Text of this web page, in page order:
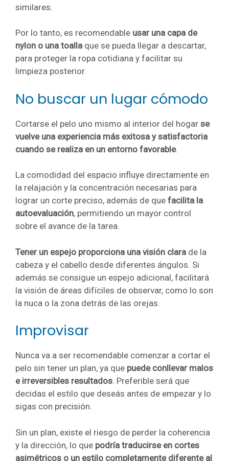
similares.
Por lo tanto, es recomendable usar una capa de
nylon o una toalla que se pueda llegar a descartar,
para proteger la ropa cotidiana y facilitar su
limpieza posterior.
No buscar un lugar cómodo
Cortarse el pelo uno mismo al interior del hogar se
vuelve una experiencia más exitosa y satisfactoria
cuando se realiza en un entorno favorable.
La comodidad del espacio influye directamente en
la relajación y la concentración necesarias para
lograr un corte preciso, además de que facilita la
autoevaluación, permitiendo un mayor control
sobre el avance de la tarea.
Tener un espejo proporciona una visión clara de la
cabeza y el cabello desde diferentes ángulos. Si
además se consigue un espejo adicional, facilitará
la visión de áreas difíciles de observar, como lo son
la nuca o la zona detrás de las orejas.
Improvisar
Nunca va a ser recomendable comenzar a cortar el
pelo sin tener un plan, ya que puede conllevar malos
e irreversibles resultados. Preferible será que
decidas el estilo que deseás antes de empezar y lo
sigas con precisión.
Sin un plan, existe el riesgo de perder la coherencia
y la dirección, lo que podría traducirse en cortes
asimétricos o un estilo completamente diferente al